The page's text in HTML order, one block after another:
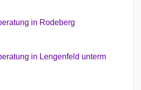
in Rodeberg
in Lengenfeld unterm